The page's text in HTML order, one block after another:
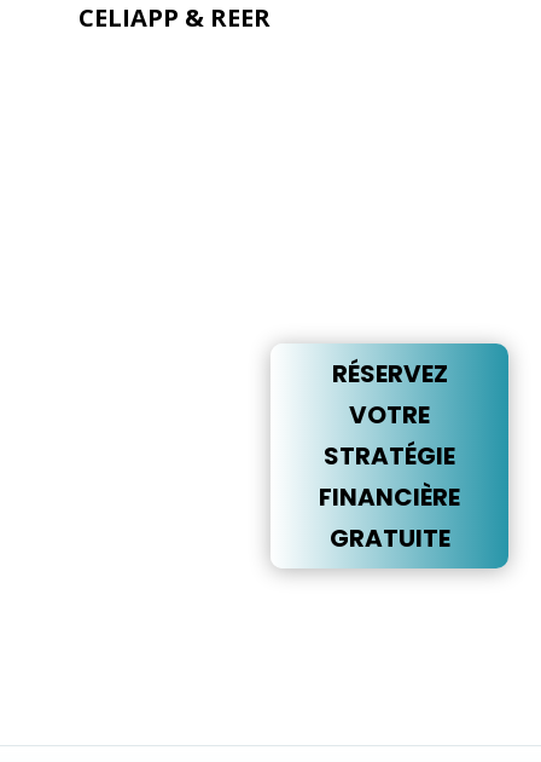
CELIAPP & REER
RÉSERVEZ
VOTRE
STRATÉGIE
FINANCIÈRE
GRATUITE